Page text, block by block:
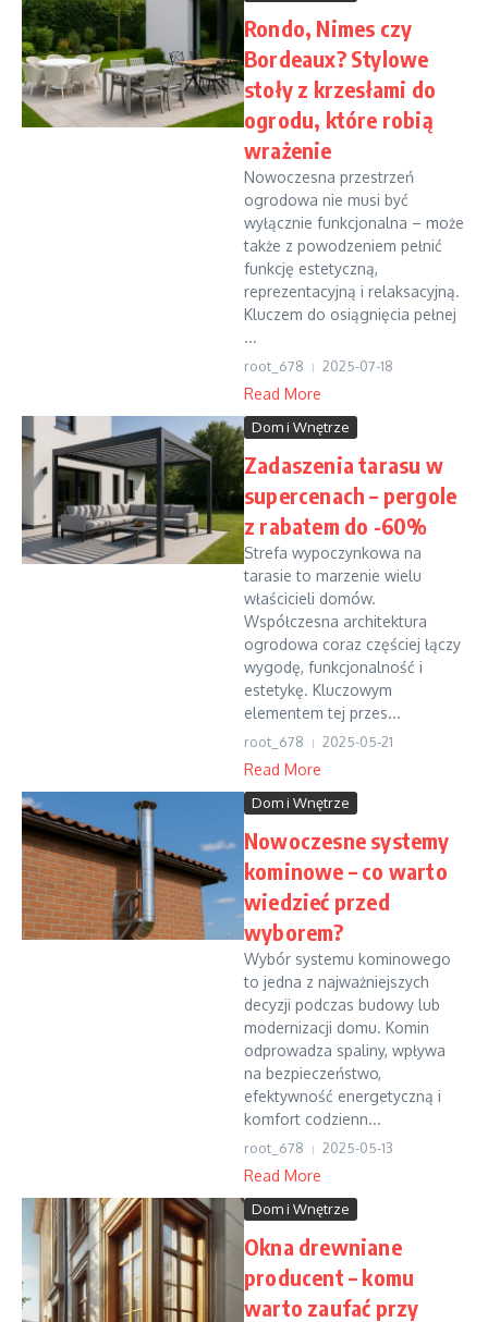
Rondo, Nimes czy
Bordeaux? Stylowe
stoły z krzesłami do
ogrodu, które robią
wrażenie
Nowoczesna przestrzeń
ogrodowa nie musi być
wyłącznie funkcjonalna – może
także z powodzeniem pełnić
funkcję estetyczną,
reprezentacyjną i relaksacyjną.
Kluczem do osiągnięcia pełnej
...
root_678 2025-07-18
Read More
Dom i Wnętrze
Zadaszenia tarasu w
supercenach – pergole
z rabatem do -60%
Strefa wypoczynkowa na
tarasie to marzenie wielu
właścicieli domów.
Współczesna architektura
ogrodowa coraz częściej łączy
wygodę, funkcjonalność i
estetykę. Kluczowym
elementem tej przes...
root_678 2025-05-21
Read More
Dom i Wnętrze
Nowoczesne systemy
kominowe – co warto
wiedzieć przed
wyborem?
Wybór systemu kominowego
to jedna z najważniejszych
decyzji podczas budowy lub
modernizacji domu. Komin
odprowadza spaliny, wpływa
na bezpieczeństwo,
efektywność energetyczną i
komfort codzienn...
root_678 2025-05-13
Read More
Dom i Wnętrze
Okna drewniane
producent – komu
warto zaufać przy